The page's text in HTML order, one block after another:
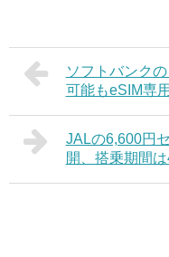
ソフトバンク
可能もeSIM専用
JALの6,600円
開、搭乗期間